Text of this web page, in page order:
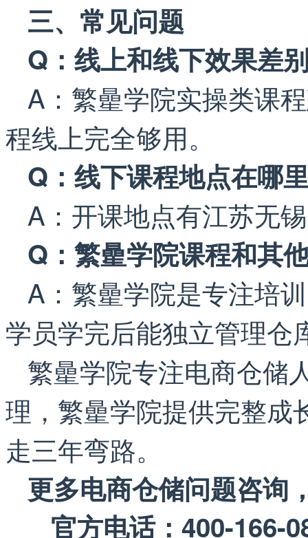
三、常见问题
Q：线上和线下效果差
A：繁曐学院实操类课
程线上完全够用。
Q：线下课程地点在哪
A：开课地点有江苏无
Q：繁曐学院课程和其
A：繁曐学院是专注培
学员学完后能独立管理仓
繁曐学院专注电商仓储
理，繁曐学院提供完整成
走三年弯路。
更多电商仓储问题咨询
官方电话：400-166-